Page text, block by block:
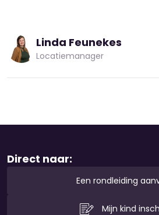
Linda Feunekes
Locatiemanager
Direct naar:
Een rondleiding
Mijn kind